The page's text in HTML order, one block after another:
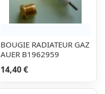
BOUGIE RADIATEUR GAZ
AUER B1962959
14,40 €